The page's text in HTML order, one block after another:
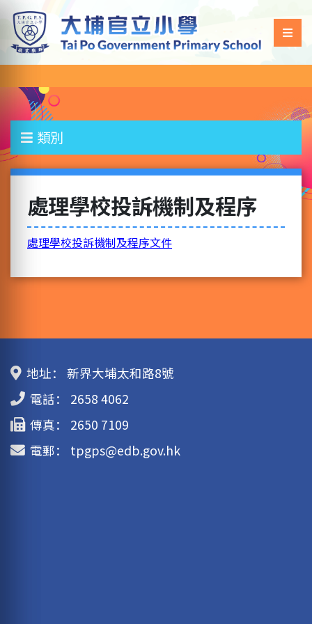
類別
處理學校投訴機制及程序
處理學校投訴機制及程序文件
地址：
新界大埔太和路8號
電話：
2658 4062
傳真：
2650 7109
電郵：
tpgps@edb.gov.hk